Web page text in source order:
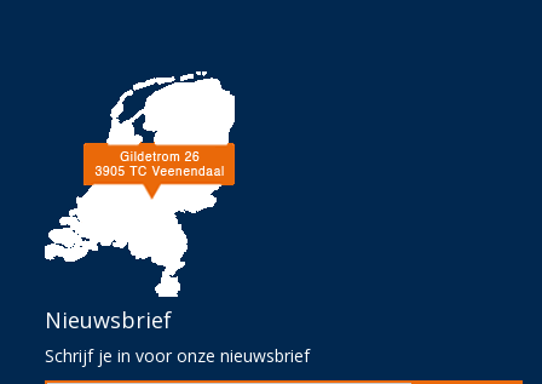
Nieuwsbrief
Schrijf je in voor onze nieuwsbrief